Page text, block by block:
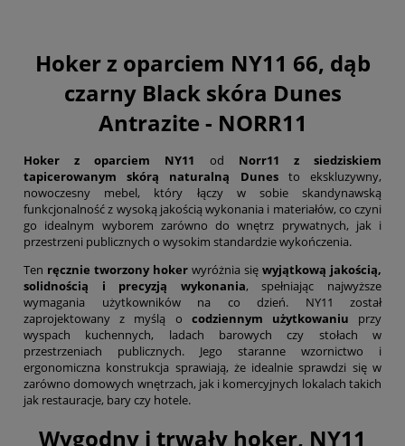
Hoker z oparciem NY11 66, dąb
czarny Black skóra Dunes
Antrazite - NORR11
Hoker z oparciem NY11 od Norr11
z siedziskiem
tapicerowanym skórą naturalną Dunesto ekskluzywny,
nowoczesny mebel, który łączy w sobie skandynawską
funkcjonalność z wysoką jakością wykonania i materiałów, co czyni
go idealnym wyborem zarówno do wnętrz prywatnych, jak i
przestrzeni publicznych o wysokim standardzie wykończenia.
Ten ręcznie tworzony hoker wyróżnia się wyjątkową jakością,
solidnością i precyzją wykonania, spełniając najwyższe
wymagania użytkowników na co dzień. NY11 został
zaprojektowany z myślą o codziennym użytkowaniu przy
wyspach kuchennych, ladach barowych czy stołach w
przestrzeniach publicznych. Jego staranne wzornictwo i
ergonomiczna konstrukcja sprawiają, że idealnie sprawdzi się w
zarówno domowych wnętrzach, jak i komercyjnych lokalach takich
jak restauracje, bary czy hotele.
Wygodny i trwały hoker, NY11